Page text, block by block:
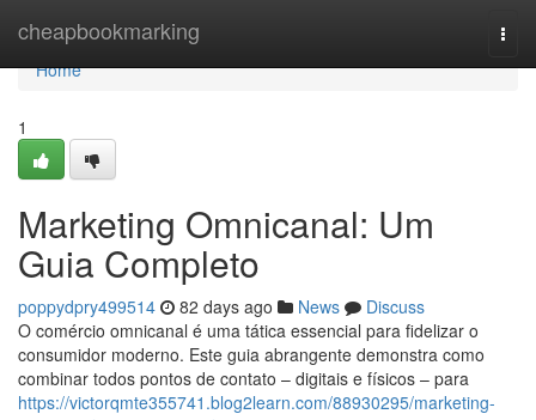
cheapbookmarking
Home
Home
1
Marketing Omnicanal: Um
Guia Completo
poppydpry499514 82 days ago News
Discuss
O comércio omnicanal é uma tática essencial para fidelizar o
consumidor moderno. Este guia abrangente demonstra como
combinar todos pontos de contato – digitais e físicos – para
https://victorqmte355741.blog2learn.com/88930295/marketing-